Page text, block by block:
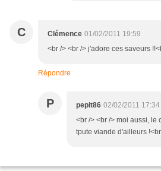
C Clémence 01/02/2011 19:59
<br /> <br /> j'adore ces saveurs
Répondre
P pepit86 02/02/2011 17:34
<br /> <br /> moi aussi, le
tpute viande d'ailleurs